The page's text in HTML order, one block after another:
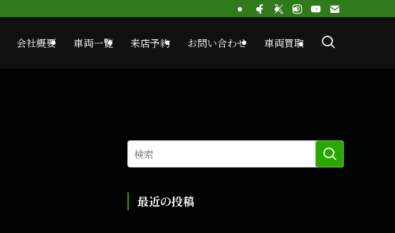
会社概要 車両一覧 来店予約 お問い合わせ 車両買取
最近の投稿